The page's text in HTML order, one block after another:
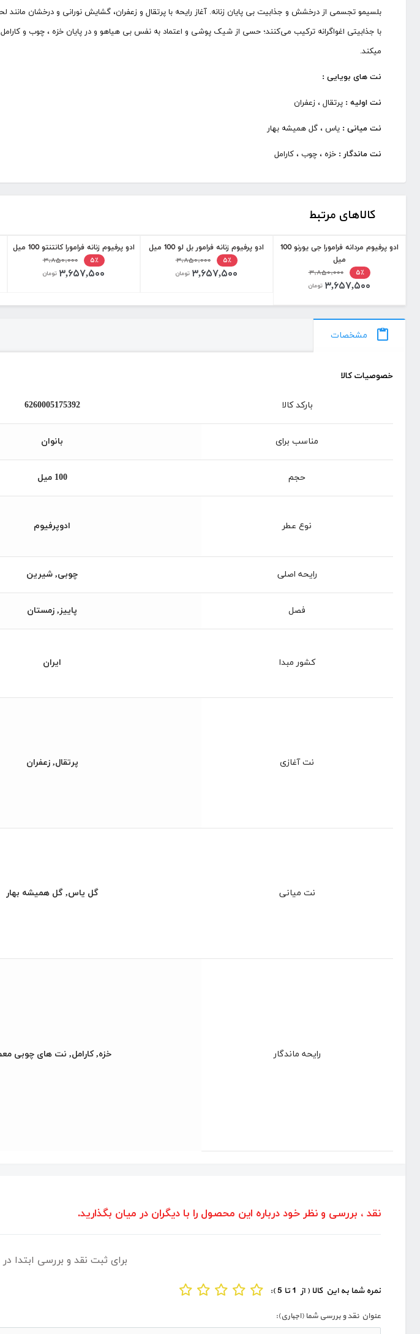
بلسیمو تجسمی از درخشش و جذابیت بی پایان زنانه. آغاز رایحه با پرتقال و زعفران، گشایش نورانی و درخشان
با جذابیتی اغواگرانه ترکیب می‌کنند؛ حسی از شیک پوشی و اعتماد به نفس بی هیاهو و در پایان خزه ، چوب و
میکند.
نت های بویایی :
نت اولیه : پرتقال ، زعفران
نت میانی : یاس ، گل همیشه بهار
نت ماندگار : خزه ، چوب ، کارامل
کالاهای مرتبط
ادو پرفیوم مردانه فرامورا جی یورنو 100
میل
۵٪
۳,۸۵۰,۰۰۰
۳,۶۵۷,۵۰۰ تومان
ادو پرفیوم زنانه فرامور بل لو 100 میل
۵٪
۳,۸۵۰,۰۰۰
۳,۶۵۷,۵۰۰ تومان
ادو پرفیوم زنانه فرامورا کانتنتو 100 میل
۵٪
۳,۸۵۰,۰۰۰
۳,۶۵۷,۵۰۰ تومان
مشخصات
خصوصیات کالا
بارکد کالا 6260005175392
مناسب برای بانوان
حجم 100 میل
نوع عطر ادوپرفیوم
رایحه اصلی چوبی, شیرین
فصل پاییز, زمستان
کشور مبدا ایران
نت آغازی پرتقال, زعفران
نت میانی گل یاس, گل همیشه بهار
رایحه ماندگار خزه, کارامل, نت های چوبی
نقد ، بررسی و نظر خود درباره این محصول را با دیگران در میان بگذارید.
برای ثبت نقد و بررسی ابتدا
نمره شما به این کالا ( از 1 تا 5 ):
عنوان نقد و بررسی شما (اجباری):